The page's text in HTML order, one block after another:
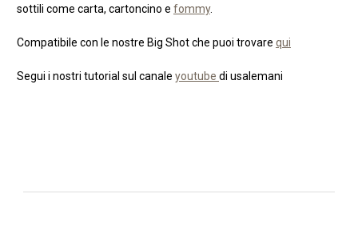
sottili come carta, cartoncino e fommy.
Compatibile con le nostre Big Shot che puoi trovare qui
Segui i nostri tutorial sul canale youtube di usalemani